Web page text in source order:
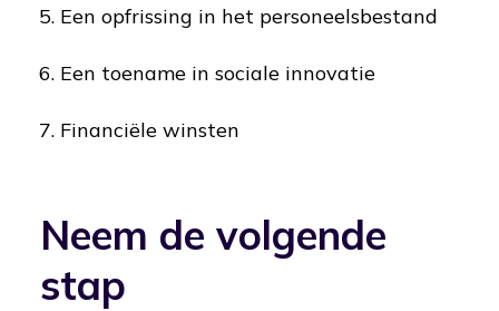
Een opfrissing in het personeelsbestand
Een toename in sociale innovatie
Financiële winsten
Neem de volgende
stap